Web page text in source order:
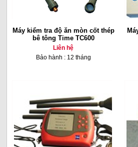
Máy kiểm tra độ ăn mòn cốt thép
bê tông Time TC600
Liên hệ
Bảo hành : 12 tháng